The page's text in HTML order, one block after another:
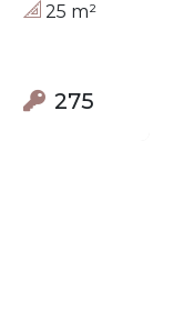
25 m²
275